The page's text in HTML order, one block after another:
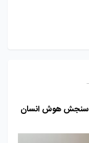
سنجش هوش انسان